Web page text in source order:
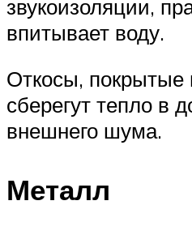
звукоизоляции,
впитывает воду.
Откосы, покрытые
сберегут тепло в
внешнего шума.
Металл